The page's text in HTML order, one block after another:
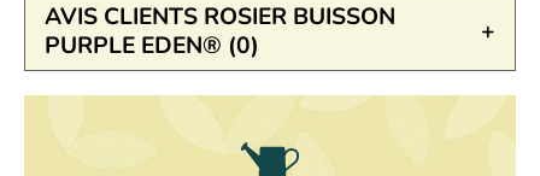
AVIS CLIENTS ROSIER BUISSON
PURPLE EDEN® (0)